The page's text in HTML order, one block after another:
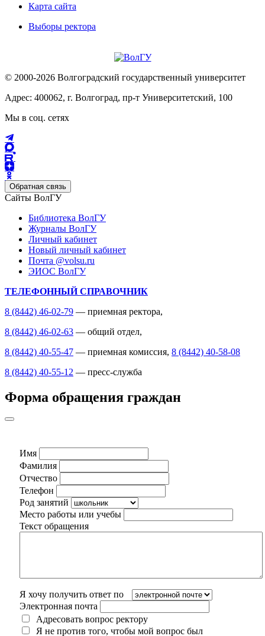
Карта сайта
Выборы ректора
© 2000-2026 Волгоградский государственный университет
Адрес: 400062, г. Волгоград, пр-т Университетский, 100
Мы в соц. сетях
Обратная связь
Сайты ВолГУ
Библиотека ВолГУ
Журналы ВолГУ
Личный кабинет
Новый личный кабинет
Почта @volsu.ru
ЭИОС ВолГУ
ТЕЛЕФОННЫЙ СПРАВОЧНИК
8 (8442) 46-02-79 — приемная ректора,
8 (8442) 46-02-63 — общий отдел,
8 (8442) 40-55-47 — приемная комиссия, 8 (8442) 40-58-08
8 (8442) 40-55-12 — пресс-служба
Форма обращения граждан
Имя
Фамилия
Отчество
Телефон
Род занятий
Место работы или учебы
Текст обращения
Я хочу получить ответ по
Электронная почта
Адресовать вопрос ректору
Я не против того, чтобы мой вопрос был